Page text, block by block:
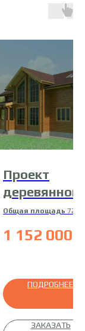
Проект
деревянного
дома 14-
Общая площадь 72м2
Материал
1 152 000
ПОДРОБНЕЕ
ЗАКАЗАТЬ